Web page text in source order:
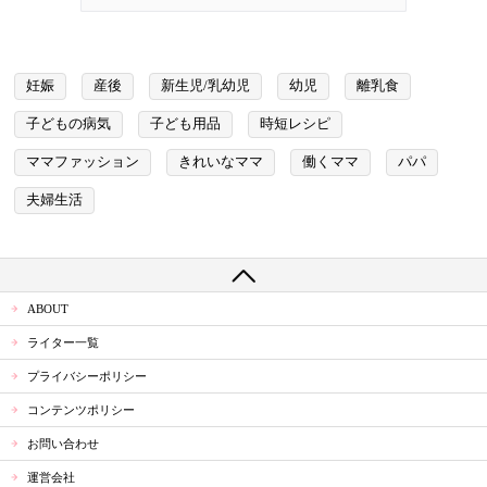
妊娠 産後 新生児/乳幼児 幼児 離乳食
子どもの病気 子ども用品 時短レシピ
ママファッション きれいなママ 働くママ パパ
夫婦生活
ABOUT
ライター一覧
プライバシーポリシー
コンテンツポリシー
お問い合わせ
運営会社